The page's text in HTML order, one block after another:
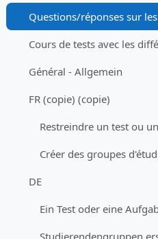
Général - Allgemein
FR (copie) (copie)
DE